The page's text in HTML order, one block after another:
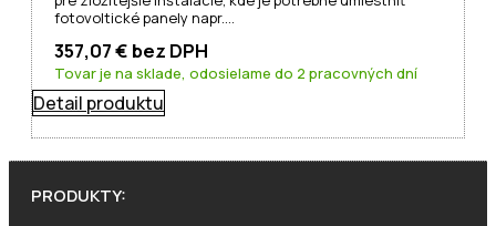
fotovoltické panely napr.…
357,07€ bez DPH
Tovar je na sklade, odosielame do 2 pracovných dní
Detail produktu
PRODUKTY: